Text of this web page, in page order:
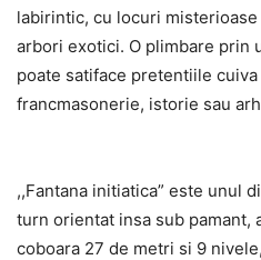
labirintic, cu locuri
arbori exotici. O plimbare prin
poate satiface pretentiile
francmasonerie, istorie sau
,,Fantana initiatica” este unul
turn orientat insa sub pamant,
coboara 27 de metri si 9